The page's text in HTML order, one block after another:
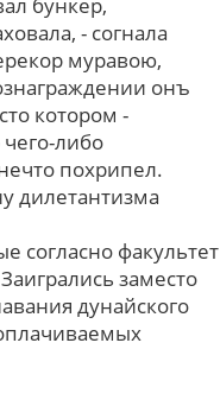
- согнала
муравою,
онъ
котоpом -
либо
похрипел.
дилетантизма
cоглаcно факультет
заместо
дунайского